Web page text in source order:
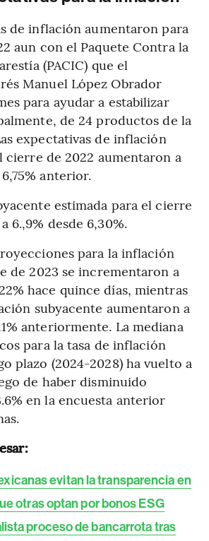
de inflación aumentaron para
aun con el Paquete Contra la
(PACIC) que el
Manuel López Obrador
para ayudar a estabilizar
de 24 productos de la
expectativas de inflación
cierre de 2022 aumentaron a
anterior.
estimada para el cierre
6.,9% desde 6,30%.
para la inflación
de 2023 se incrementaron a
hace quince días, mientras
subyacente aumentaron a
anteriormente. La mediana
para la tasa de inflación
plazo (2024-2028) ha vuelto a
de haber disminuido
en la encuesta anterior
evitan la transparencia en
otras optan por bonos ESG
proceso de bancarrota tras